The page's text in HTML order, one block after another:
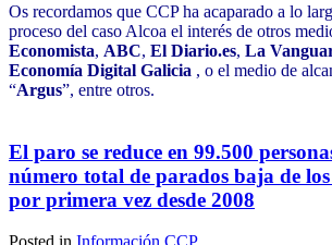
Os recordamos que CCP ha acaparado a lo
proceso del caso Alcoa el interés de otros
Economista, ABC, El Diario.es, La
Economía Digital Galicia , o el medio de
“Argus”, entre otros.
El paro se reduce en 99.500
número total de parados baja de
por primera vez desde 2008